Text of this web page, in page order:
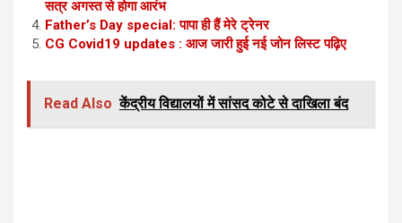
सत्र अगस्त से होगा आरंभ
Father’s Day special: पापा ही हैं मेरे ट्रेनर
CG Covid19 updates : आज जारी हुई नई जोन लिस्ट पढ़िए
Read Also केंद्रीय विद्यालयों में सांसद कोटे से दाखिला बंद